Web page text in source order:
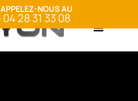
APPELEZ-NOUS AU
04 28 31 33 08